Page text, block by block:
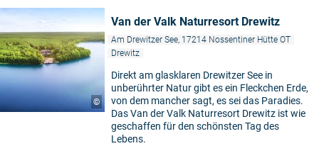
©
Van der Valk Naturresort Drewitz
Am Drewitzer See, 17214 Nossentiner Hütte OT
Drewitz
Direkt am glasklaren Drewitzer See in
unberührter Natur gibt es ein Fleckchen Erde,
von dem mancher sagt, es sei das Paradies.
Das Van der Valk Naturresort Drewitz ist wie
geschaffen für den schönsten Tag des
Lebens.